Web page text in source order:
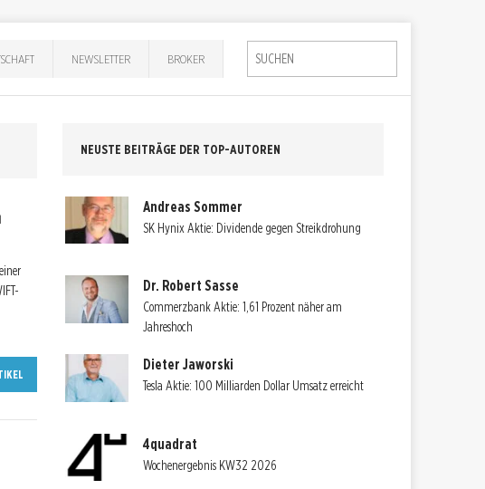
NEWSLETTER BROKER
NEUSTE BEITRÄGE DER TOP-AUTOREN
Andreas Sommer
SK Hynix Aktie: Dividende gegen Streikdrohung
Dr. Robert Sasse
Commerzbank Aktie: 1,61 Prozent näher am
Jahreshoch
Dieter Jaworski
Tesla Aktie: 100 Milliarden Dollar Umsatz erreicht
4quadrat
Wochenergebnis KW32 2026